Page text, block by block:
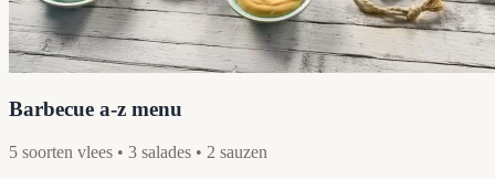
Barbecue a-z menu
5 soorten vlees • 3 salades • 2 sauzen